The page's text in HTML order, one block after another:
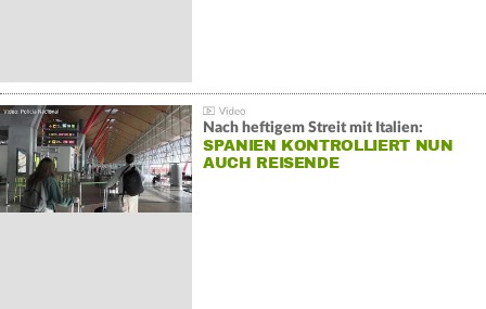
Nach heftigem Streit mit Italien:
SPANIEN KONTROLLIERT NUN
AUCH REISENDE